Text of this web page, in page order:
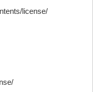
license/